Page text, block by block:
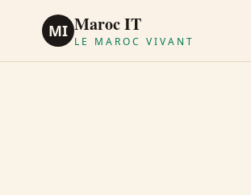
MI Maroc IT
LE MAROC VIVANT